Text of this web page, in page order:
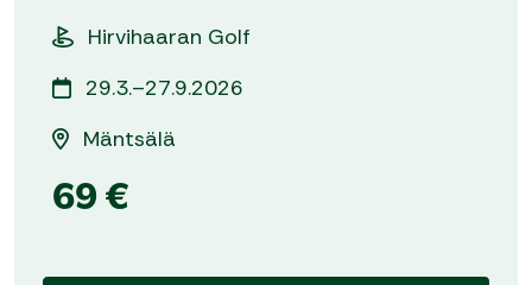
Hirvihaaran Golf
29.3.–27.9.2026
Mäntsälä
69 €